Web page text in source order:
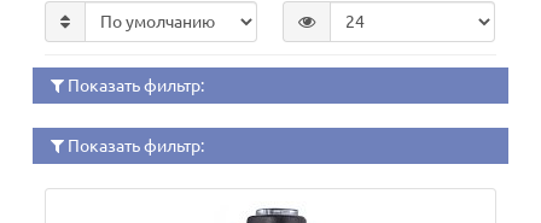
Показать фильтр:
Показать фильтр: